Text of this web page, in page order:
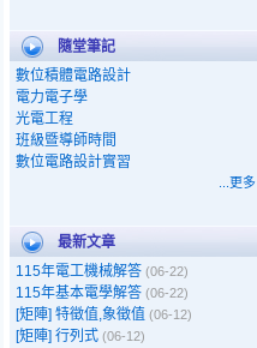
隨堂筆記
數位積體電路設計
電力電子學
光電工程
班級暨導師時間
數位電路設計實習
...更多
最新文章
115年電工機械解答 (06-22)
115年基本電學解答 (06-22)
[矩陣] 特徵值,象徵值 (06-12)
[矩陣] 行列式 (06-12)